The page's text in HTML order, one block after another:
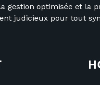
gestion optimisée et la
judicieux pour tout